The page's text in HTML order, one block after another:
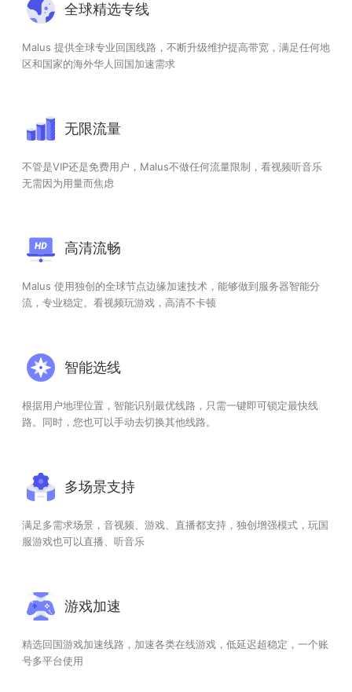
全球精选专线
Malus 提供全球专业回国线路，不断升级维护提高带宽，满足任何地
区和国家的海外华人回国加速需求
无限流量
不管是VIP还是免费用户，Malus不做任何流量限制，看视频听音乐
无需因为用量而焦虑
高清流畅
Malus 使用独创的全球节点边缘加速技术，能够做到服务器智能分
流，专业稳定。看视频玩游戏，高清不卡顿
智能选线
根据用户地理位置，智能识别最优线路，只需一键即可锁定最快线
路。同时，您也可以手动去切换其他线路。
多场景支持
满足多需求场景，音视频、游戏、直播都支持，独创增强模式，玩国
服游戏也可以直播、听音乐
游戏加速
精选回国游戏加速线路，加速各类在线游戏，低延迟超稳定，一个账
号多平台使用